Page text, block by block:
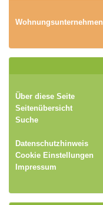
Wohnungsunternehmen
Über diese Seite
Seitenübersicht
Suche
Datenschutzhinweis
Cookie Einstellungen
Impressum